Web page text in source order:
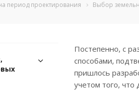
период проектирования Выбор
Постепенно, с
способами,
пришлось
учетом того,